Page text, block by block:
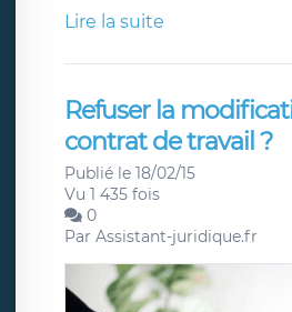
Lire la suite
Refuser la
contrat de travail ?
Publié le 18/02/15
Vu 1 435 fois
0
Par Assistant-juridique.fr